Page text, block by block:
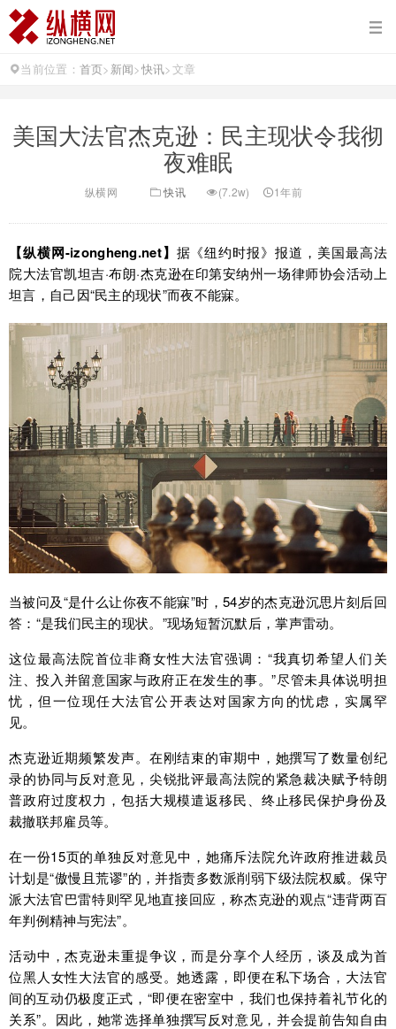
当前位置： 首页> 新闻>快讯>文章
美国大法官杰克逊：民主现状令我彻
夜难眠
纵横网 快讯 (7.2w) 1年前
【纵横网-izongheng.net】 据《纽约时报》报道，美国最高法
院大法官凯坦吉·布朗·杰克逊在印第安纳州一场律师协会活动上
坦言，自己因“民主的现状”而夜不能寐。
当被问及“是什么让你夜不能寐”时，54岁的杰克逊沉思片刻后回
答：“是我们民主的现状。”现场短暂沉默后，掌声雷动。
这位最高法院首位非裔女性大法官强调：“我真切希望人们关
注、投入并留意国家与政府正在发生的事。”尽管未具体说明担
忧，但一位现任大法官公开表达对国家方向的忧虑，实属罕
见。
杰克逊近期频繁发声。在刚结束的审期中，她撰写了数量创纪
录的协同与反对意见，尖锐批评最高法院的紧急裁决赋予特朗
普政府过度权力，包括大规模遣返移民、终止移民保护身份及
裁撤联邦雇员等。
在一份15页的单独反对意见中，她痛斥法院允许政府推进裁员
计划是“傲慢且荒谬”的，并指责多数派削弱下级法院权威。保守
派大法官巴雷特则罕见地直接回应，称杰克逊的观点“违背两百
年判例精神与宪法”。
活动中，杰克逊未重提争议，而是分享个人经历，谈及成为首
位黑人女性大法官的感受。她透露，即便在私下场合，大法官
间的互动仍极度正式，“即便在密室中，我们也保持着礼节化的
关系”。因此，她常选择单独撰写反对意见，并会提前告知自由